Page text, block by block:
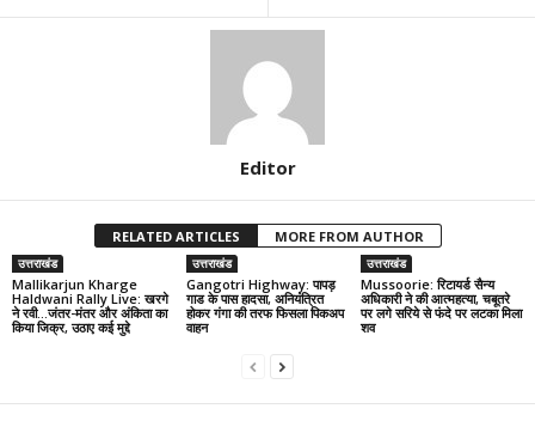
Editor
RELATED ARTICLES MORE FROM AUTHOR
उत्तराखंड
Mallikarjun Kharge
Haldwani Rally Live: खरगे
ने रवी…जंतर-मंतर और अंकिता का
किया जिक्र, उठाए कई मुद्दे
उत्तराखंड
Gangotri Highway: पापड़
गाड के पास हादसा, अनियंत्रित
होकर गंगा की तरफ फिसला पिकअप
वाहन
उत्तराखंड
Mussoorie: रिटायर्ड सैन्य
अधिकारी ने की आत्महत्या, चबूतरे
पर लगे सरिये से फंदे पर लटका मिला
शव